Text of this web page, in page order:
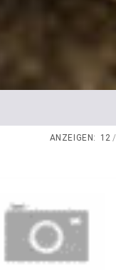
ANZEIGEN: 12